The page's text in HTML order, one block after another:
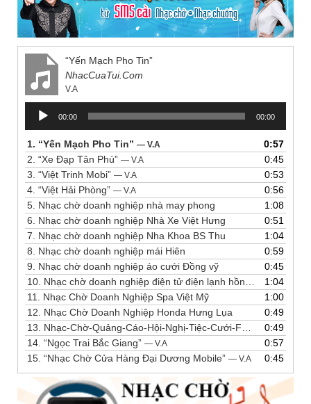
“Yến Mạch Pho Tin”
NhacCuaTui.Com
V.A
Trình
chơi
00:00 00:00
1. “Yến Mạch Pho Tin” — V.A
0:57
2. “Xe Đạp Tân Phú” — V.A
0:45
3. “Việt Trinh Mobi” — V.A
0:53
4. “Việt Hải Phòng” — V.A
0:56
5. Nhạc chờ doanh nghiệp nhà may phong
1:08
6. Nhạc chờ doanh nghiệp Nhà Xe Việt Hưng
0:51
7. Nhạc chờ doanh nghiệp Nha Khoa BS Thu
1:04
8. Nhạc chờ doanh nghiệp mái Hiên
0:59
9. Nhạc chờ doanh nghiệp áo cưới Đồng vỹ
0:45
10. Nhạc chờ doanh nghiệp điện tử điện lạnh hồng xoa
1:04
11. Nhạc Chờ Doanh Nghiệp Spa Việt Mỹ
1:00
12. Nhạc Chờ Doanh Nghiệp Honda Hưng Lụa
0:49
13. Nhạc-Chờ-Quảng-Cáo-Hội-Nghị-Tiệc-Cưới-Forever-Mark
0:49
14. “Ngọc Trai Bắc Giang” — V.A
0:57
15. “Nhạc Chờ Cửa Hàng Đại Dương Mobile” — V.A 0:45